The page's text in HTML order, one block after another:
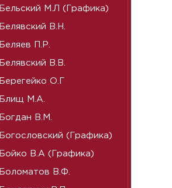
Бельский М.Л (Графика)
Белявский В.Н.
Беляев П.Р.
Белявский В.В.
Берегейко О.Г
Блищ М.А.
Богдан В.М.
Богословский (Графика)
Бойко В.А (Графика)
Боломатов В.Ф.